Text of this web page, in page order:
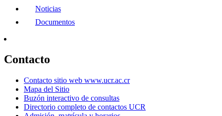
Noticias
Documentos
Contacto
Contacto sitio web www.ucr.ac.cr
Mapa del Sitio
Buzón interactivo de consultas
Directorio completo de contactos UCR